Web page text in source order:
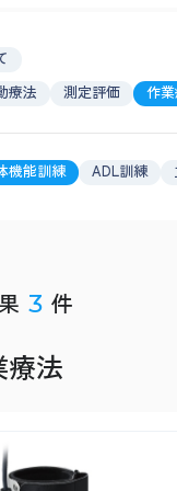
療法
測定評価 作
機能訓練 ADL訓練
3 件
療法